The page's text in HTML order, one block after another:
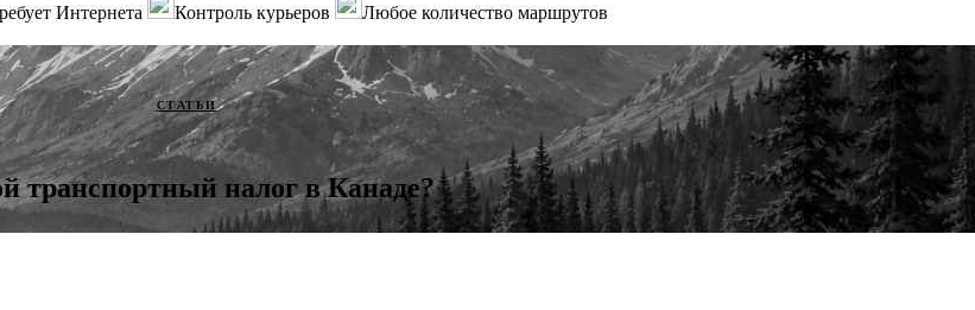
Интернета Контроль курьеров
Любое количество маршрутов
СТАТЬИ
транспортный налог в Канаде?